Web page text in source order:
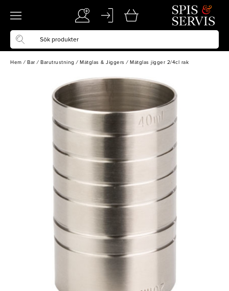
Hem / Bar / Barutrustning / Mätglas & Jiggers / Mätglas jigger 2/4cl rak